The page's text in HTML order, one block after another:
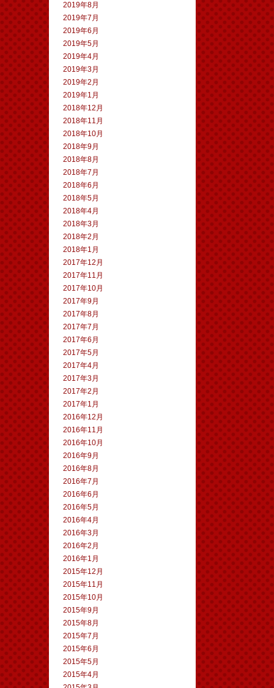
2019年8月
2019年7月
2019年6月
2019年5月
2019年4月
2019年3月
2019年2月
2019年1月
2018年12月
2018年11月
2018年10月
2018年9月
2018年8月
2018年7月
2018年6月
2018年5月
2018年4月
2018年3月
2018年2月
2018年1月
2017年12月
2017年11月
2017年10月
2017年9月
2017年8月
2017年7月
2017年6月
2017年5月
2017年4月
2017年3月
2017年2月
2017年1月
2016年12月
2016年11月
2016年10月
2016年9月
2016年8月
2016年7月
2016年6月
2016年5月
2016年4月
2016年3月
2016年2月
2016年1月
2015年12月
2015年11月
2015年10月
2015年9月
2015年8月
2015年7月
2015年6月
2015年5月
2015年4月